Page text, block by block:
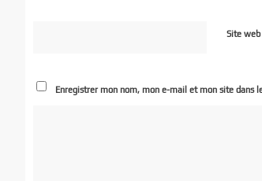
Site web
Enregistrer mon nom, mon e-mail et mon site dans